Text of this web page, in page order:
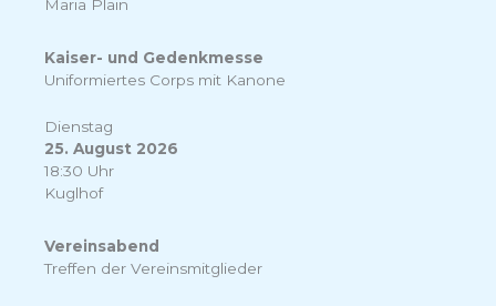
Maria Plain
Kaiser- und Gedenkmesse
Uniformiertes Corps mit Kanone
Dienstag
25. August 2026
18:30 Uhr
Kuglhof
Vereinsabend
Treffen der Vereinsmitglieder